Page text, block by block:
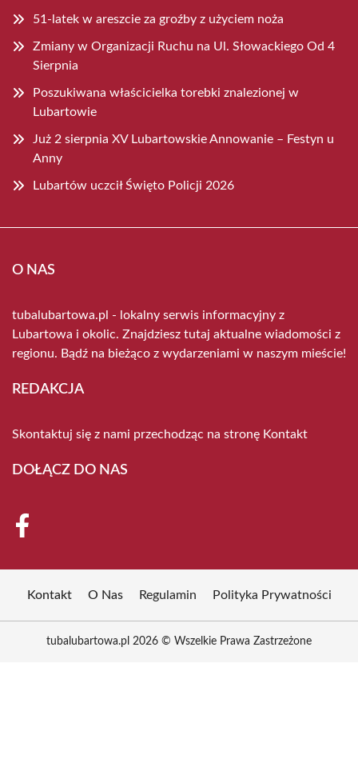
51-latek w areszcie za groźby z użyciem noża
Zmiany w Organizacji Ruchu na Ul. Słowackiego Od 4
Sierpnia
Poszukiwana właścicielka torebki znalezionej w
Lubartowie
Już 2 sierpnia XV Lubartowskie Annowanie – Festyn u
Anny
Lubartów uczcił Święto Policji 2026
O NAS
tubalubartowa.pl - lokalny serwis informacyjny z
Lubartowa i okolic. Znajdziesz tutaj aktualne wiadomości z
regionu. Bądź na bieżąco z wydarzeniami w naszym mieście!
REDAKCJA
Skontaktuj się z nami przechodząc na stronę Kontakt
DOŁĄCZ DO NAS
Kontakt O Nas Regulamin Polityka Prywatności
tubalubartowa.pl 2026 © Wszelkie Prawa Zastrzeżone